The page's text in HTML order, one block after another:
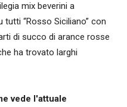
mix beverini a
“Rosso Siciliano” con
di succo di arance rosse
ha trovato larghi
vede l'attuale